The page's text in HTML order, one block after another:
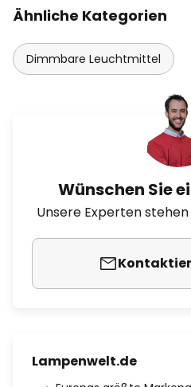
Ähnliche Kategorien
Dimmbare Leuchtmittel
Wünschen Sie
Unsere Experten
Lampenwelt.de